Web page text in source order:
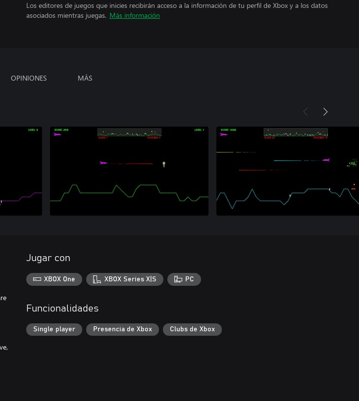
Los editores de juegos que inicies recibirán acceso a la información de tu perfil de Xbox y a los datos
asociados mientras juegas. Más información
OPINIONES MÁS
Jugar con
XBOX One XBOX Series X|S PC
Funcionalidades
Single player Presencia de Xbox Clubs de Xbox